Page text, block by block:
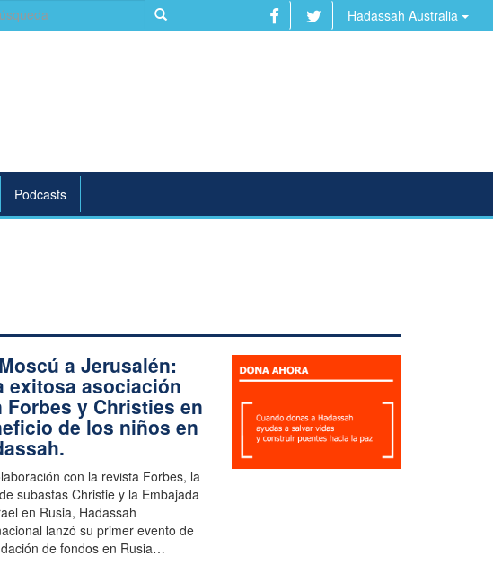
Hadassah Australia
Podcasts
a Jerusalén:
exitosa asociación
Forbes y Christies en
de los niños en
con la revista Forbes, la
subastas Christie y la Embajada
en Rusia, Hadassah
lanzó su primer evento de
de fondos en Rusia…